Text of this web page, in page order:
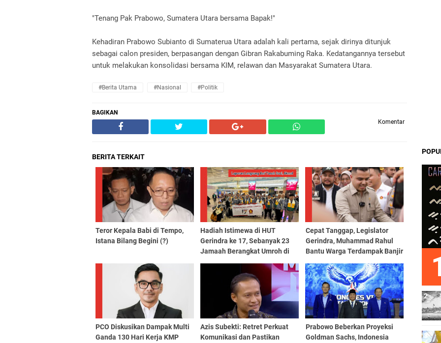
"Tenang Pak Prabowo, Sumatera Utara bersama Bapak!"
Kehadiran Prabowo Subianto di Sumaterua Utara adalah kali pertama, sejak dirinya ditunjuk
sebagai calon presiden, berpasangan dengan Gibran Rakabuming Raka. Kedatangannya tersebut
untuk melakukan konsolidasi bersama KIM, relawan dan Masyarakat Sumatera Utara.
#Berita Utama #Nasional #Politik
BAGIKAN
Komentar
BERITA TERKAIT
Teror Kepala Babi di Tempo,
Istana Bilang Begini (?)
Hadiah Istimewa di HUT
Gerindra ke 17, Sebanyak 23
Jamaah Berangkat Umroh di
Bulan Suci
Cepat Tanggap, Legislator
Gerindra, Muhammad Rahul
Bantu Warga Terdampak Banjir
di Rumbai
PCO Diskusikan Dampak Multi
Ganda 130 Hari Kerja KMP
Azis Subekti: Retret Perkuat
Komunikasi dan Pastikan
Prabowo Beberkan Proyeksi
Goldman Sachs, Indonesia